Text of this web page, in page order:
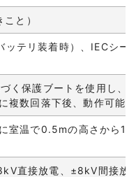
と）
テリ装着時）、IECシー
く保護ブートを使用し、
複数回落下後、動作可能
室温で0.5mの高さから
直接放電、±8kV間接放